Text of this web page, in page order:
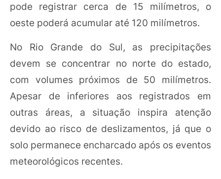
pode registrar cerca de 15 milímetros, o
oeste poderá acumular até 120 milímetros.
No Rio Grande do Sul, as precipitações
devem se concentrar no norte do estado,
com volumes próximos de 50 milímetros.
Apesar de inferiores aos registrados em
outras áreas, a situação inspira atenção
devido ao risco de deslizamentos, já que o
solo permanece encharcado após os eventos
meteorológicos recentes.